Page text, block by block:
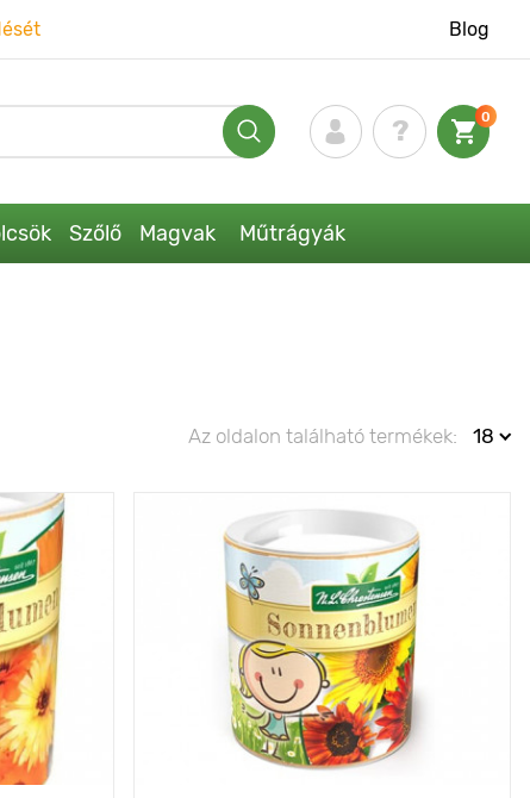
Blog
0
Szőlő Magvak Műtrágyák
Az oldalon található termékek: 18
akcentus a
35 -45 cm
20 х 30 cm
Jellemzők színes napraforgó
Kifejlett kori
magasság
akár 180 cm
Ültetési távolság 60 x 60 cm
Fényigény